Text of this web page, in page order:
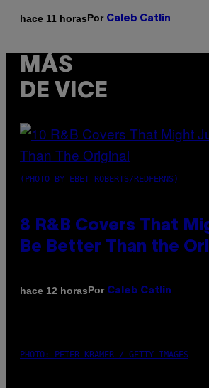
hace 11 horasPor Caleb Catlin
MÁS
DE VICE
(PHOTO BY EBET ROBERTS/REDFERNS)
8 R&B Covers That
Be Better Than the
hace 12 horasPor Caleb Catlin
PHOTO: PETER KRAMER / GETTY IMAGES